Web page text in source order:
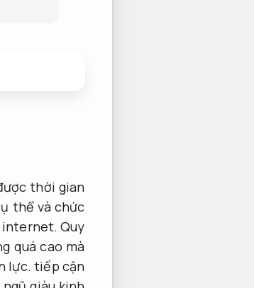
thời gian
thể và chức
internet.Quy
quá cao mà
lực. tiếp cận